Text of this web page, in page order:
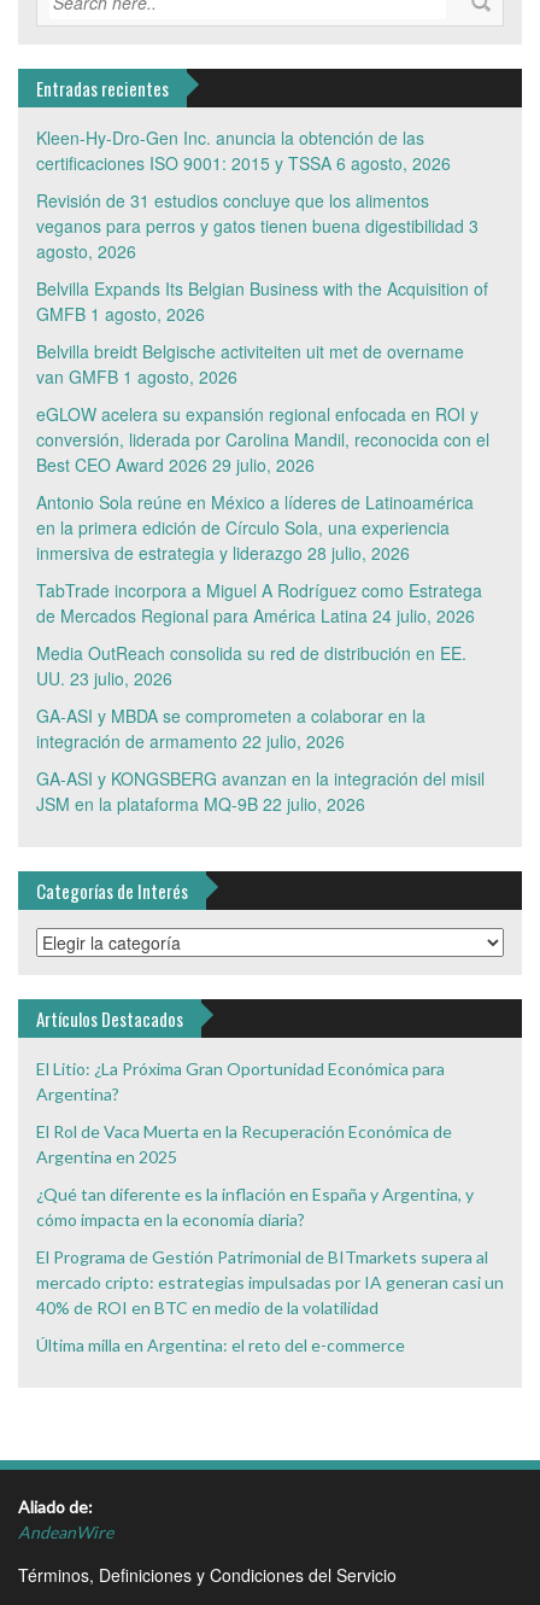
Entradas recientes
Kleen-Hy-Dro-Gen Inc. anuncia la obtención de las
certificaciones ISO 9001: 2015 y TSSA 6 agosto, 2026
Revisión de 31 estudios concluye que los alimentos
veganos para perros y gatos tienen buena digestibilidad 3
agosto, 2026
Belvilla Expands Its Belgian Business with the Acquisition of
GMFB 1 agosto, 2026
Belvilla breidt Belgische activiteiten uit met de overname
van GMFB 1 agosto, 2026
eGLOW acelera su expansión regional enfocada en ROI y
conversión, liderada por Carolina Mandil, reconocida con el
Best CEO Award 2026 29 julio, 2026
Antonio Sola reúne en México a líderes de Latinoamérica
en la primera edición de Círculo Sola, una experiencia
inmersiva de estrategia y liderazgo 28 julio, 2026
TabTrade incorpora a Miguel A Rodríguez como Estratega
de Mercados Regional para América Latina 24 julio, 2026
Media OutReach consolida su red de distribución en EE.
UU. 23 julio, 2026
GA-ASI y MBDA se comprometen a colaborar en la
integración de armamento 22 julio, 2026
GA-ASI y KONGSBERG avanzan en la integración del misil
JSM en la plataforma MQ-9B 22 julio, 2026
Categorías de Interés
Categorías
de
Artículos Destacados
El Litio: ¿La Próxima Gran Oportunidad Económica para
Argentina?
El Rol de Vaca Muerta en la Recuperación Económica de
Argentina en 2025
¿Qué tan diferente es la inflación en España y Argentina, y
cómo impacta en la economía diaria?
El Programa de Gestión Patrimonial de BITmarkets supera al
mercado cripto: estrategias impulsadas por IA generan casi un
40% de ROI en BTC en medio de la volatilidad
Última milla en Argentina: el reto del e-commerce
Aliado de:
AndeanWire
Términos, Definiciones y Condiciones del Servicio